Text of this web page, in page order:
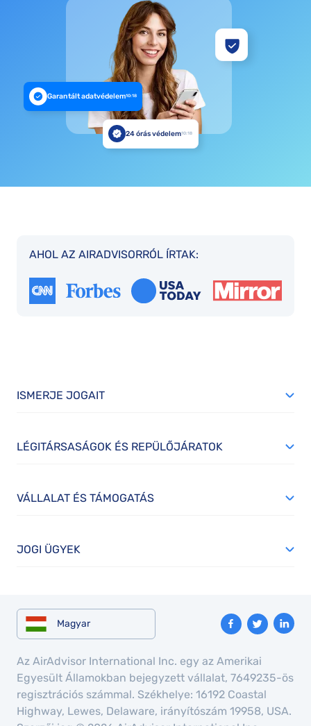
Garantált adatvédelem10:18
24 órás védelem10:18
AHOL AZ AIRADVISORRÓL ÍRTAK:
ISMERJE JOGAIT
LÉGITÁRSASÁGOK ÉS REPÜLŐJÁRATOK
VÁLLALAT ÉS TÁMOGATÁS
JOGI ÜGYEK
Magyar
Az AirAdvisor International Inc. egy az Amerikai
Egyesült Államokban bejegyzett vállalat, 7649235-ös
regisztrációs számmal. Székhelye: 16192 Coastal
Highway, Lewes, Delaware, irányítószám 19958, USA.